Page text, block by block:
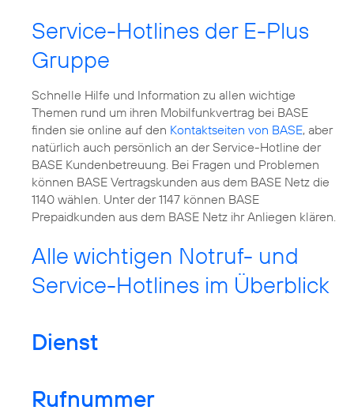
Service-Hotlines der E-Plus
Gruppe
Schnelle Hilfe und Information zu allen wichtige
Themen rund um ihren Mobilfunkvertrag bei BASE
finden sie online auf den Kontaktseiten von BASE, aber
natürlich auch persönlich an der Service-Hotline der
BASE Kundenbetreuung. Bei Fragen und Problemen
können BASE Vertragskunden aus dem BASE Netz die
1140 wählen. Unter der 1147 können BASE
Prepaidkunden aus dem BASE Netz ihr Anliegen klären.
Alle wichtigen Notruf- und
Service-Hotlines im Überblick
Dienst
Rufnummer